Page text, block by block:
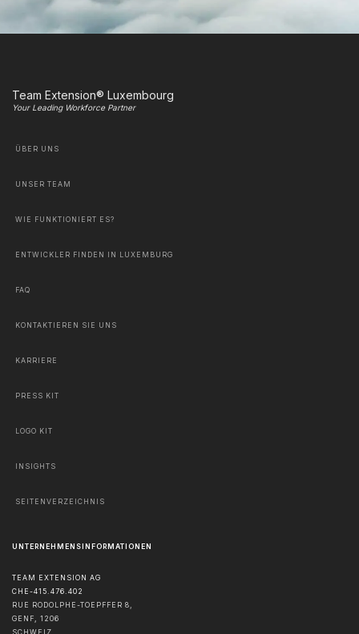
Team Extension® Luxembourg
Your Leading Workforce Partner
ÜBER UNS
UNSER TEAM
WIE FUNKTIONIERT ES?
ENTWICKLER FINDEN IN LUXEMBURG
FAQ
KONTAKTIEREN SIE UNS
KARRIERE
PRESS KIT
LOGO KIT
INSIGHTS
SEITENVERZEICHNIS
UNTERNEHMENSINFORMATIONEN
TEAM EXTENSION AG
CHE-415.476.402
RUE RODOLPHE-TOEPFFER 8,
GENF, 1206